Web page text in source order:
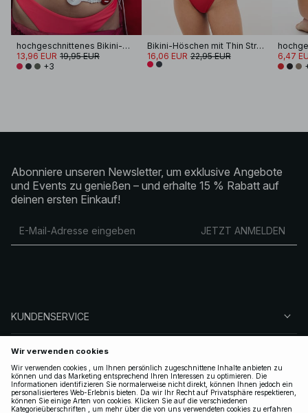
hochgeschnittenes Bikini-Höschen
13,96 EUR 19,95 EUR
+3
Bikini-Höschen mit Thin Strap
16,06 EUR 22,95 EUR
6,47
Abonniere unseren Newsletter, um exklusive Angebote
und Events zu genießen – und erhalte 15 % Rabatt auf
deinen ersten Einkauf!
JETZT ANMELDEN
KUNDENSERVICE
ÜBER NA-KD
FOLGEN SIE UNS